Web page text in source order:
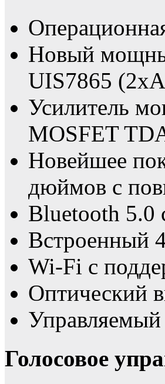
Новый
UIS7865
Усилитель
MOSFET
Новейшее
дюймов с
Bluetooth 5.0
Встроенный
Wi-Fi с
Оптический
Управляемый
Голосовое